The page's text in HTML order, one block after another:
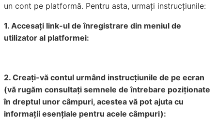
un cont pe platformă. Pentru asta, urmați instrucțiunile:
1. Accesați link-ul de înregistrare din meniul de
utilizator al platformei:
2. Creați-vă contul urmând instrucțiunile de pe ecran
(vă rugăm consultați semnele de întrebare poziționate
în dreptul unor câmpuri, acestea vă pot ajuta cu
informații esențiale pentru acele câmpuri):